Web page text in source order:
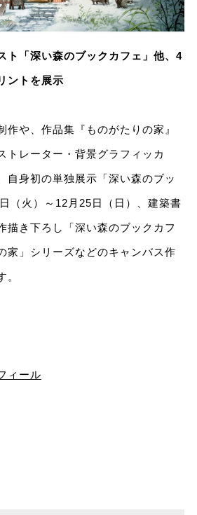
ト「深い森のブックカフェ」他、4
ントを展示
作や、作品集『ものがたりの家』
トレーター・背景グラフィッカ
自身初の単独展示「深い森のブッ
（火）～12月25日（日）、建築書
描き下ろし「深い森のブックカフ
家」シリーズなどのキャンバス作
。
ィール